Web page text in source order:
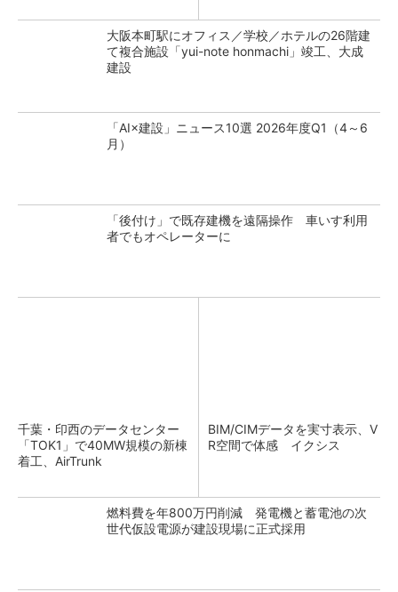
大阪本町駅にオフィス／学校／ホテルの26階建
て複合施設「yui-note honmachi」竣工、大成
建設
「AI×建設」ニュース10選 2026年度Q1（4～6
月）
「後付け」で既存建機を遠隔操作 車いす利用
者でもオペレーターに
千葉・印西のデータセンター
「TOK1」で40MW規模の新棟
着工、AirTrunk
BIM/CIMデータを実寸表示、V
R空間で体感 イクシス
燃料費を年800万円削減 発電機と蓄電池の次
世代仮設電源が建設現場に正式採用